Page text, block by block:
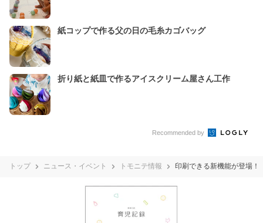
紙コップで作る父の日の毛糸カゴバッグ
折り紙と紙皿で作るアイスクリーム屋さん工作
Recommended by
トップ ニュース・イベント トモニテ情報 印刷できる新機能が登場